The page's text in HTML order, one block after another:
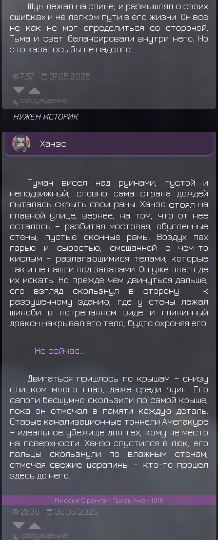
Шун лежал на спине, и размышлял о своих
ошибках и не легком пути в его жизни. Он все
не как не мог определиться со стороной.
Тьма и свет балансировали внутри него. Но
это казалось бы не надолго...
7:57 07.05.2025
обсуждение
НУЖЕН ИСТОРИК
Ханзо
Туман висел над руинами, густой и
неподвижный, словно сама страна дождей
пыталась скрыть свои раны. Ханзо стоял на
главной улице, вернее, на том, что от нее
осталось – разбитая мостовая, обугленные
стены, пустые оконные рамы. Воздух пах
гарью и сыростью, смешанной с чем-то
кислым – разлагающимися телами, которые
так и не нашли под завалами. Он уже знал где
их искать. Но прежде чем двинуться дальше,
его взгляд скользнул в сторону – к
разрушенному зданию, где у стены лежал
шиноби в потрепанном виде и глининный
дракон накрывал его тело, будто охроняя его.
- Не сейчас...
Двигаться пришлось по крышам – снизу
слишком много глаз, даже среди руин. Его
сапоги бесшумно скользили по самой крыше,
пока он отмечал в памяти каждую деталь.
Старые канализационные тоннели Амегакуре
– идеальное убежище для тех, кому не место
на поверхности. Ханзо спустился в люк, его
пальцы скользнули по влажным стенам,
отмечая свежие царапины – кто-то прошел
здесь до него.
Миссия С ранга - Грязь Аме - 1016
21:06 06.05.2025
обсуждение